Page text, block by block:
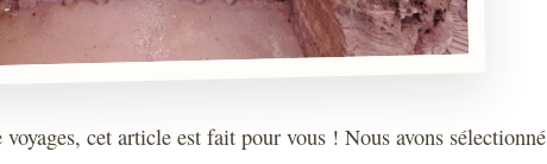
voyages, cet article est fait pour vous ! Nous avons sélectionné